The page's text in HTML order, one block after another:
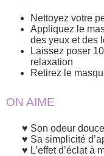
Nettoyez votre
Appliquez le
des yeux et des
Laissez poser
relaxation
Retirez le
ON AIME
Son odeur douce
Sa simplicité
L’effet d’éclat à